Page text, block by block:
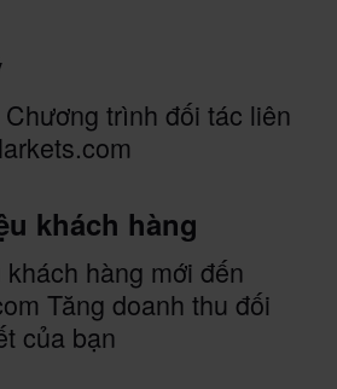
trình đối tác liên
khách hàng
hàng mới đến
Tăng doanh thu đối
của bạn